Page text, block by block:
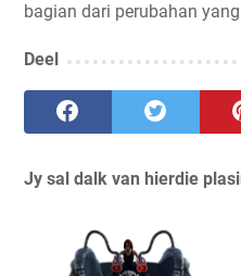
bagian dari perubahan
Deel
Jy sal dalk van hierdie